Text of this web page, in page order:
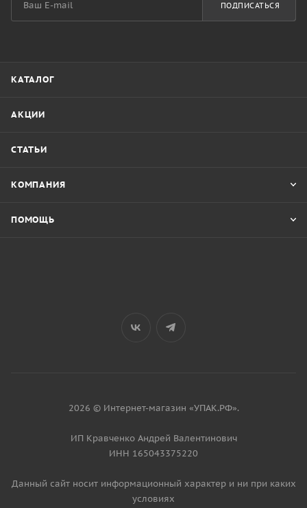
ПОДПИСАТЬСЯ
КАТАЛОГ
АКЦИИ
СТАТЬИ
КОМПАНИЯ
ПОМОЩЬ
2026 © Интернет-магазин «УПАК.РФ».
ИП Кравченко Андрей Валентинович
ИНН 165043375220
Данный сайт носит информационный характер и ни при каких
условиях